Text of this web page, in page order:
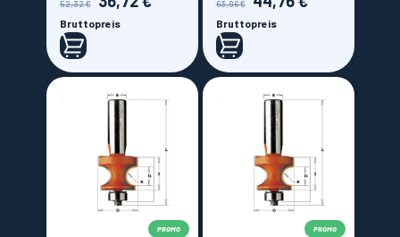
52,32 €
Bruttopreis
63,96 €
Bruttopreis
PROMO PROMO